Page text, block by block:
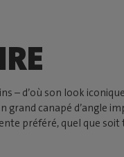
– d’où son look
canapé d’angle
préféré, quel que